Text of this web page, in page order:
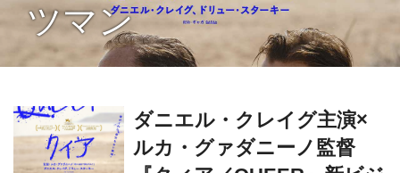
ツマン
ダニエル・クレイグ主演×
ルカ・グァダニーノ監督